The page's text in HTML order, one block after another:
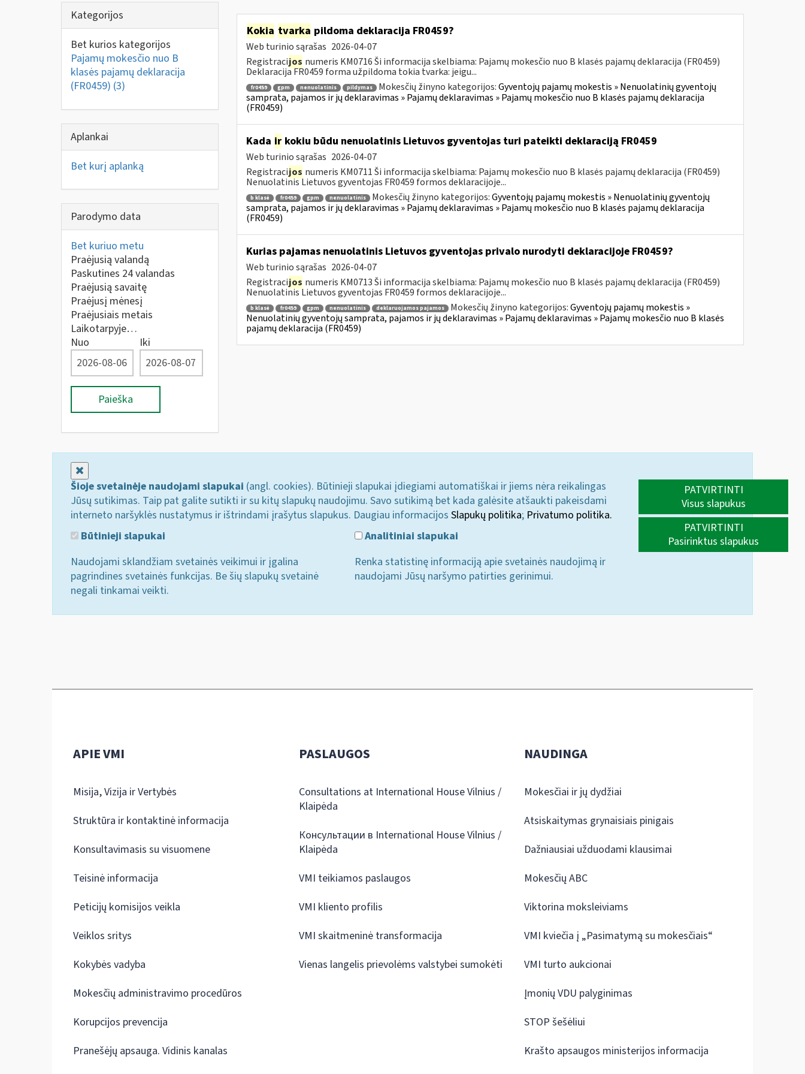
Kategorijos
Bet kurios kategorijos
Pajamų mokesčio nuo B
klasės pajamų deklaracija
(FR0459) (3)
Aplankai
Bet kurį aplanką
Parodymo data
Bet kuriuo metu
Praėjusią valandą
Paskutines 24 valandas
Praėjusią savaitę
Praėjusį mėnesį
Praėjusiais metais
Laikotarpyje…
Nuo
Iki
Paieška
Kokia tvarka pildoma deklaracija FR0459?
Web turinio sąrašas 2026-04-07
Registracijos numeris KM0716 Ši informacija skelbiama: Pajamų mokesčio nuo B klasės pajamų deklaracija (FR0459)
Deklaracija FR0459 forma užpildoma tokia tvarka: jeigu...
fr0459 gpm nenuolatinis pildymas Mokesčių žinyno kategorijos:Gyventojų pajamų mokestis » Nenuolatinių gyventojų
samprata, pajamos ir jų deklaravimas » Pajamų deklaravimas » Pajamų mokesčio nuo B klasės pajamų deklaracija
(FR0459)
Kada irkokiu būdu nenuolatinis Lietuvos gyventojas turi pateikti deklaraciją FR0459
Web turinio sąrašas 2026-04-07
Registracijos numeris KM0711 Ši informacija skelbiama: Pajamų mokesčio nuo B klasės pajamų deklaracija (FR0459)
Nenuolatinis Lietuvos gyventojas FR0459 formos deklaracijoje...
b klasė fr0459 gpm nenuolatinis Mokesčių žinyno kategorijos:Gyventojų pajamų mokestis » Nenuolatinių gyventojų
samprata, pajamos ir jų deklaravimas » Pajamų deklaravimas » Pajamų mokesčio nuo B klasės pajamų deklaracija
(FR0459)
Kurias pajamas nenuolatinis Lietuvos gyventojas privalo nurodyti deklaracijoje FR0459?
Web turinio sąrašas 2026-04-07
Registracijos numeris KM0713 Ši informacija skelbiama: Pajamų mokesčio nuo B klasės pajamų deklaracija (FR0459)
Nenuolatinis Lietuvos gyventojas FR0459 formos deklaracijoje...
b klasė fr0459 gpm nenuolatinis deklaruojamos pajamos Mokesčių žinyno kategorijos:Gyventojų pajamų mokestis »
Nenuolatinių gyventojų samprata, pajamos ir jų deklaravimas » Pajamų deklaravimas » Pajamų mokesčio nuo B klasės
pajamų deklaracija (FR0459)
Šioje svetainėje naudojami slapukai (angl. cookies). Būtinieji slapukai įdiegiami automatiškai ir jiems nėra reikalingas
Jūsų sutikimas. Taip pat galite sutikti ir su kitų slapukų naudojimu. Savo sutikimą bet kada galėsite atšaukti pakeisdami
interneto naršyklės nustatymus ir ištrindami įrašytus slapukus. Daugiau informacijos Slapukų politika; Privatumo politika.
Būtinieji slapukai
Naudojami sklandžiam svetainės veikimui ir įgalina
pagrindines svetainės funkcijas. Be šių slapukų svetainė
negali tinkamai veikti.
Analitiniai slapukai
Renka statistinę informaciją apie svetainės naudojimą ir
naudojami Jūsų naršymo patirties gerinimui.
PATVIRTINTI
Visus slapukus
PATVIRTINTI
Pasirinktus slapukus
APIE VMI
Misija, Vizija ir Vertybės
Struktūra ir kontaktinė informacija
Konsultavimasis su visuomene
Teisinė informacija
Peticijų komisijos veikla
Veiklos sritys
Kokybės vadyba
Mokesčių administravimo procedūros
Korupcijos prevencija
Pranešėjų apsauga. Vidinis kanalas
PASLAUGOS
Consultations at International House Vilnius /
Klaipėda
Консультации в International House Vilnius /
Klaipėda
VMI teikiamos paslaugos
VMI kliento profilis
VMI skaitmeninė transformacija
Vienas langelis prievolėms valstybei sumokėti
NAUDINGA
Mokesčiai ir jų dydžiai
Atsiskaitymas grynaisiais pinigais
Dažniausiai užduodami klausimai
Mokesčių ABC
Viktorina moksleiviams
VMI kviečia į „Pasimatymą su mokesčiais“
VMI turto aukcionai
Įmonių VDU palyginimas
STOP šešėliui
Krašto apsaugos ministerijos informacija